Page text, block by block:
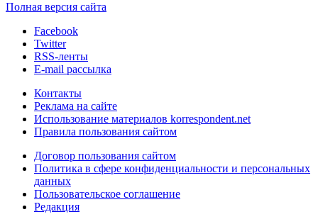
Полная версия сайта
Facebook
Twitter
RSS-ленты
E-mail рассылка
Контакты
Реклама на сайте
Использование материалов korrespondent.net
Правила пользования сайтом
Договор пользования сайтом
Политика в сфере конфиденциальности и персональных
данных
Пользовательское соглашение
Редакция